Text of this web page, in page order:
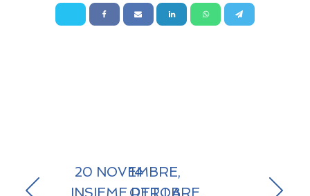
14
OTTOBRE,
20 NOVEMBRE,
INSIEME PER LA